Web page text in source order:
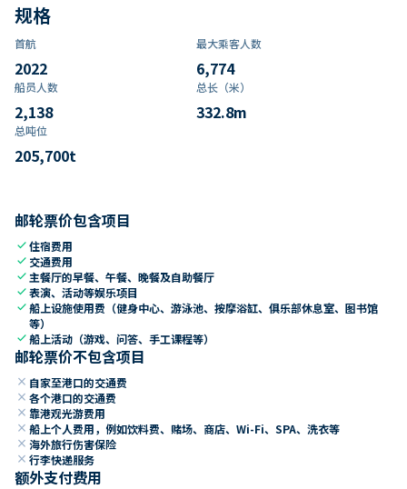
规格
首航
2022
最大乘客人数
6,774
船员人数
2,138
总长（米）
332.8m
总吨位
205,700t
邮轮票价包含项目
check住宿费用
check 交通费用
check 主餐厅的早餐、午餐、晚餐及自助餐厅
check表演、活动等娱乐项目
check船上设施使用费（健身中心、游泳池、按摩浴缸、俱乐部休息室、图书馆
等）
check船上活动（游戏、问答、手工课程等）
邮轮票价不包含项目
close 自家至港口的交通费
close 各个港口的交通费
close 靠港观光游费用
close 船上个人费用，例如饮料费、赌场、商店、Wi-Fi、SPA、洗衣等
close 海外旅行伤害保险
close 行李快递服务
额外支付费用